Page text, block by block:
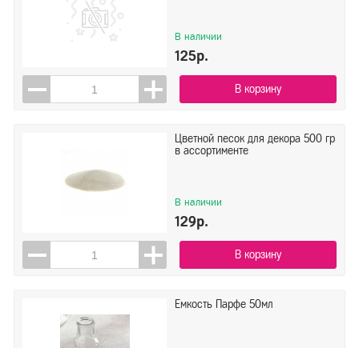
В наличии
125р.
В корзину
Цветной песок для декора 500 гр
в ассортименте
В наличии
129р.
В корзину
Емкость Парфе 50мл